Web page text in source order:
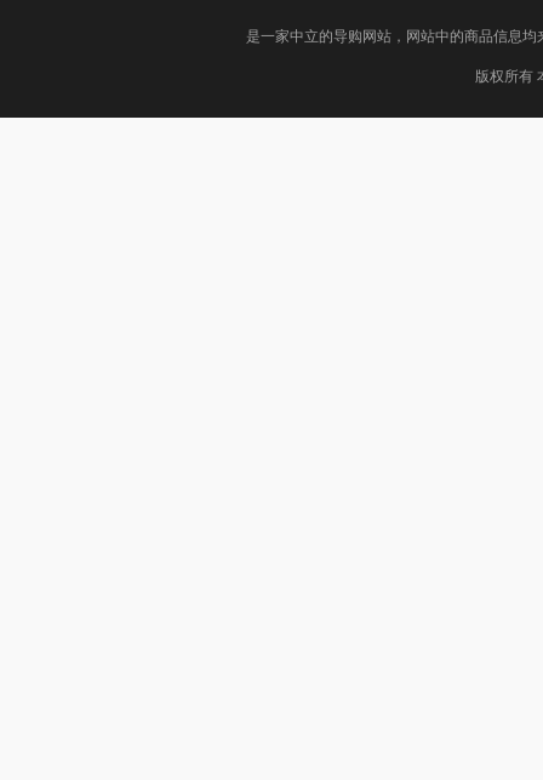
是一家中立的导购网站，网站中的商品信息
版权所有